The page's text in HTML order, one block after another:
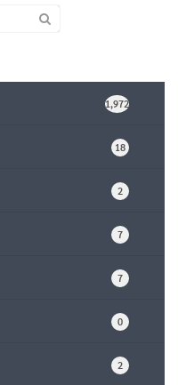
1,972
18
2
7
7
0
2